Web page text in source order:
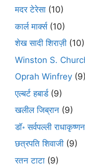
मदर टेरेसा (10)
कार्ल मार्क्स(10)
शेख सादी शिराज़ी (10)
Winston S.
Oprah Winfrey (9)
एल्बर्ट हबार्ड(9)
खलील जिब्रान (9)
डॉ॰ सर्वपल्ली राधाकृष्णन
छत्रपति शिवाजी (9)
रतन टाटा (9)